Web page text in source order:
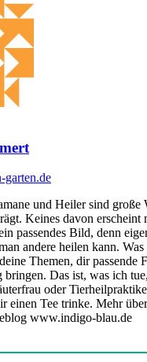
garten.de
und Heiler sind große
Keines davon erscheint
passendes Bild, denn
andere heilen kann.
Themen, dir passende
bringen. Das ist, was ich
oder
einen Tee trinke. Mehr
www.indigo-blau.de